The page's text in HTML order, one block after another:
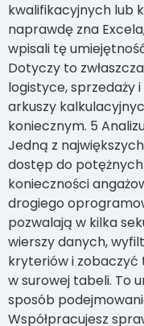
kwalifikacyjnych lub
naprawdę zna
wpisali tę
Dotyczy to
logistyce, sprzedaży
arkuszy
koniecznym. 5
Jedną z
dostęp do
konieczności
drogiego
pozwalają w kilka
wierszy danych,
kryteriów i zobaczyć
w surowej tabeli. To
sposób
Współpracujesz